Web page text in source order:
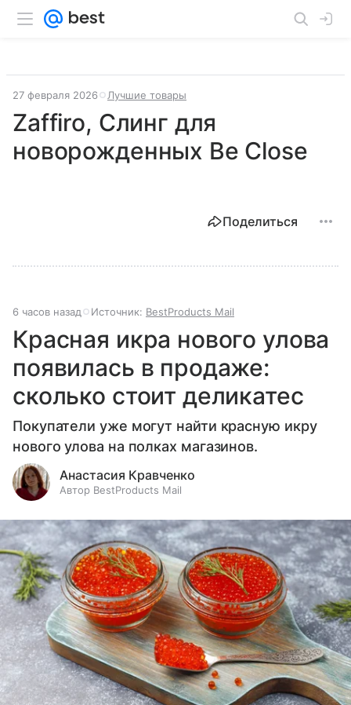
27 февраля 2026 Лучшие товары
Zaffiro, Слинг для
новорожденных Be Close
Поделиться
6 часов назад Источник: BestProducts Mail
Красная икра нового улова
появилась в продаже:
сколько стоит деликатес
Покупатели уже могут найти красную икру
нового улова на полках магазинов.
Анастасия Кравченко
Автор BestProducts Mail